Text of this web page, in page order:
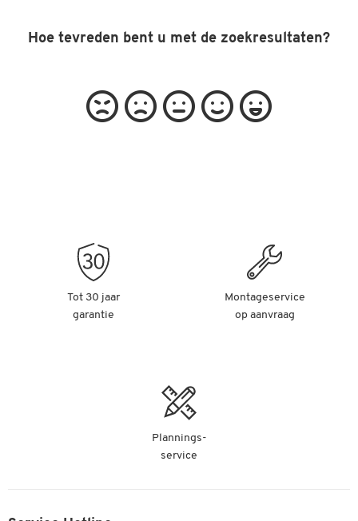
Hoe tevreden bent u met de zoekresultaten?
Tot 30 jaar
garantie
Montageservice
op aanvraag
Plannings-
service